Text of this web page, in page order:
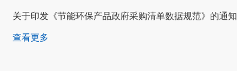
关于印发《节能环保产品政府采购清单数据规范》的通知
查看更多